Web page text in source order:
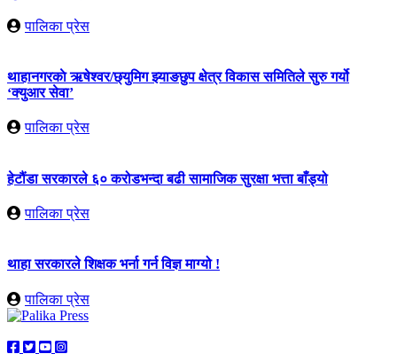
पालिका प्रेस
थाहानगरकाे ऋषेश्वर/छ्युमिग झ्याङछुप क्षेत्र विकास समितिले सुरु गर्यो
‘क्युआर सेवा’
पालिका प्रेस
हेटौंडा सरकारले ६० करोडभन्दा बढी सामाजिक सुरक्षा भत्ता बाँड्यो
पालिका प्रेस
थाहा सरकारले शिक्षक भर्ना गर्न विज्ञ माग्यो !
पालिका प्रेस